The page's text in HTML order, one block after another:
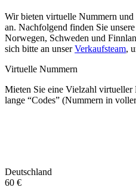
Wir bieten virtuelle Nummern
an. Nachfolgend finden Sie
Norwegen, Schweden und
sich bitte an unserVerkaufsteam,
Virtuelle Nummern
Mieten Sie eine Vielzahl virtueller
lange “Codes” (Nummern in
Deutschland
60 €